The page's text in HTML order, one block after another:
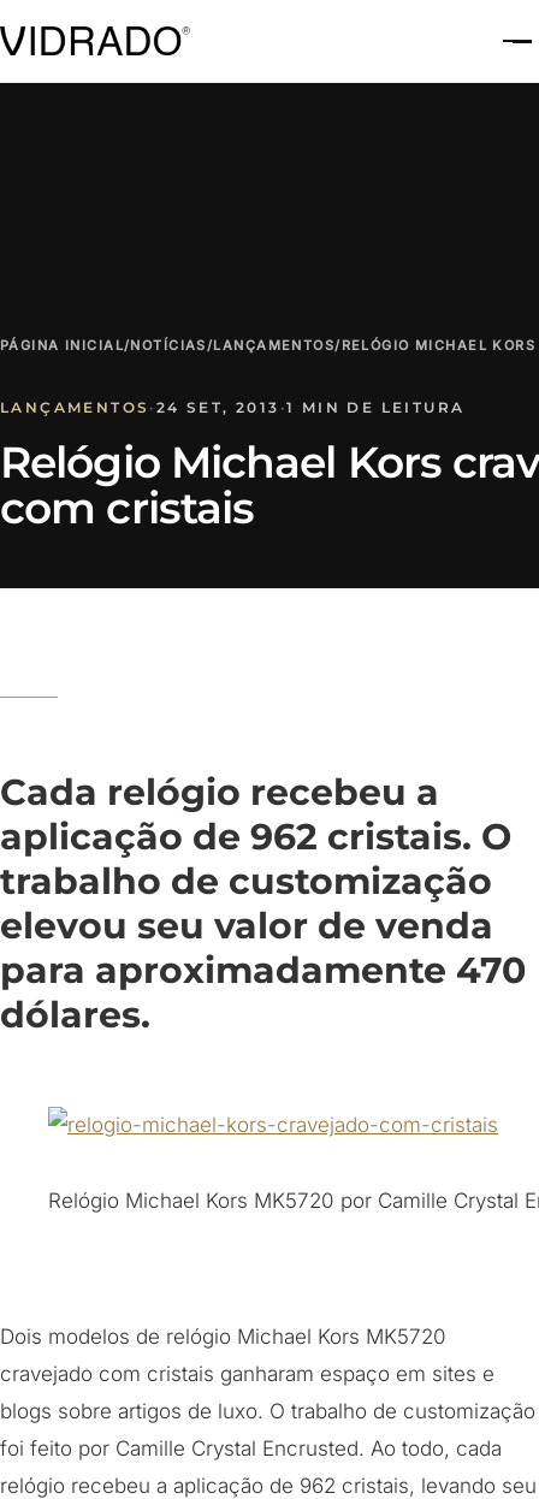
PÁGINA INICIAL/NOTÍCIAS/LANÇAMENTOS/RELÓGIO MICHAEL
LANÇAMENTOS · 24 SET, 2013 ·1 MIN DE LEITURA
Relógio Michael Kors
com cristais
Cada relógio recebeu a
aplicação de 962 cristais. O
trabalho de customização
elevou seu valor de venda
para aproximadamente 470
dólares.
Relógio Michael Kors MK5720 por Camille Crystal
Dois modelos de relógio Michael Kors MK5720
cravejado com cristais ganharam espaço em sites e
blogs sobre artigos de luxo. O trabalho de customização
foi feito por Camille Crystal Encrusted. Ao todo, cada
relógio recebeu a aplicação de 962 cristais, levando seu